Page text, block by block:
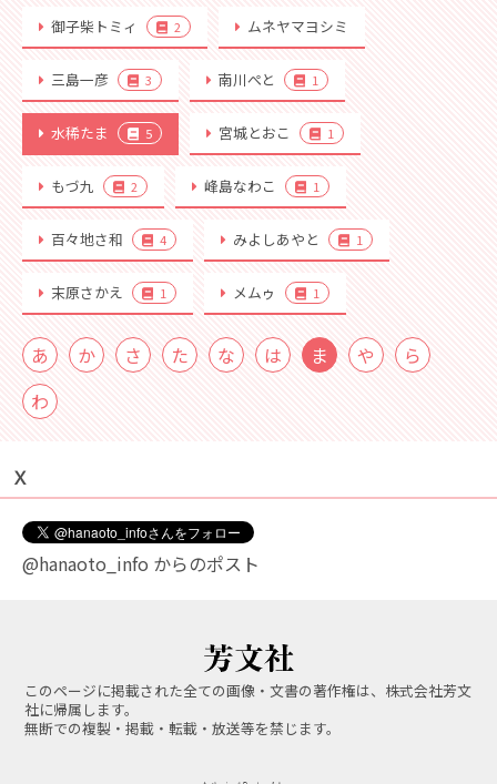
御子柴トミィ 2 ムネヤマヨシミ
三島一彦 3 南川ぺと 1
水稀たま 5 宮城とおこ 1
もづ九 2 峰島なわこ 1
百々地さ和 4 みよしあやと 1
末原さかえ 1 メムゥ 1
あ か さ た な は ま や
ら
わ
Ｘ
@hanaoto_info からのポスト
このページに掲載された全ての画像・文書の著作権は、株式会社芳文
社に帰属します。
無断での複製・掲載・転載・放送等を禁じます。